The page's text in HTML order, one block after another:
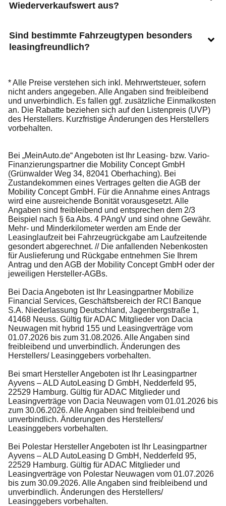
Wiederverkaufswert aus?
Sind bestimmte Fahrzeugtypen besonders
leasingfreundlich?
* Alle Preise verstehen sich inkl. Mehrwertsteuer, sofern
nicht anders angegeben. Alle Angaben sind freibleibend
und unverbindlich. Es fallen ggf. zusätzliche Einmalkosten
an. Die Rabatte beziehen sich auf den Listenpreis (UVP)
des Herstellers. Kurzfristige Änderungen des Herstellers
vorbehalten.
Bei „MeinAuto.de“ Angeboten ist Ihr Leasing- bzw. Vario-
Finanzierungspartner die Mobility Concept GmbH
(Grünwalder Weg 34, 82041 Oberhaching). Bei
Zustandekommen eines Vertrages gelten die AGB der
Mobility Concept GmbH. Für die Annahme eines Antrags
wird eine ausreichende Bonität vorausgesetzt. Alle
Angaben sind freibleibend und entsprechen dem 2/3
Beispiel nach § 6a Abs. 4 PAngV und sind ohne Gewähr.
Mehr- und Minderkilometer werden am Ende der
Leasinglaufzeit bei Fahrzeugrückgabe am Laufzeitende
gesondert abgerechnet. // Die anfallenden Nebenkosten
für Auslieferung und Rückgabe entnehmen Sie Ihrem
Antrag und den AGB der Mobility Concept GmbH oder der
jeweiligen Hersteller-AGBs.
Bei Dacia Angeboten ist Ihr Leasingpartner Mobilize
Financial Services, Geschäftsbereich der RCI Banque
S.A. Niederlassung Deutschland, Jagenbergstraße 1,
41468 Neuss. Gültig für ADAC Mitglieder von Dacia
Neuwagen mit hybrid 155 und Leasingverträge vom
01.07.2026 bis zum 31.08.2026. Alle Angaben sind
freibleibend und unverbindlich. Änderungen des
Herstellers/ Leasinggebers vorbehalten.
Bei smart Hersteller Angeboten ist Ihr Leasingpartner
Ayvens – ALD AutoLeasing D GmbH, Nedderfeld 95,
22529 Hamburg. Gültig für ADAC Mitglieder und
Leasingverträge von Dacia Neuwagen vom 01.01.2026 bis
zum 30.06.2026. Alle Angaben sind freibleibend und
unverbindlich. Änderungen des Herstellers/
Leasinggebers vorbehalten.
Bei Polestar Hersteller Angeboten ist Ihr Leasingpartner
Ayvens – ALD AutoLeasing D GmbH, Nedderfeld 95,
22529 Hamburg. Gültig für ADAC Mitglieder und
Leasingverträge von Polestar Neuwagen vom 01.07.2026
bis zum 30.09.2026. Alle Angaben sind freibleibend und
unverbindlich. Änderungen des Herstellers/
Leasinggebers vorbehalten.